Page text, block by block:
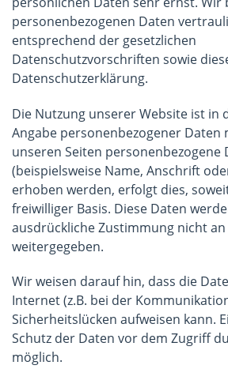
personenbezogenen Daten
entsprechend der gesetzlichen
Datenschutzvorschriften sowie
Datenschutzerklärung.
Die Nutzung unserer Website ist in
Angabe personenbezogener Daten
unseren Seiten personenbezogene
(beispielsweise Name, Anschrift
erhoben werden, erfolgt dies,
freiwilliger Basis. Diese Daten
ausdrückliche Zustimmung nicht
weitergegeben.
Wir weisen darauf hin, dass die
Internet (z.B. bei der
Sicherheitslücken aufweisen kann.
Schutz der Daten vor dem Zugriff
möglich.